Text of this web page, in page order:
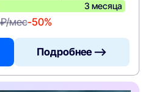
3 месяца
мес-50%
Подробнее —>